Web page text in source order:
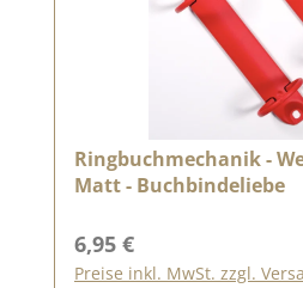
Ringbuchmechanik -
Matt - Buchbindeliebe
Regulärer Preis:
6,95 €
Preise inkl. MwSt. zzgl.